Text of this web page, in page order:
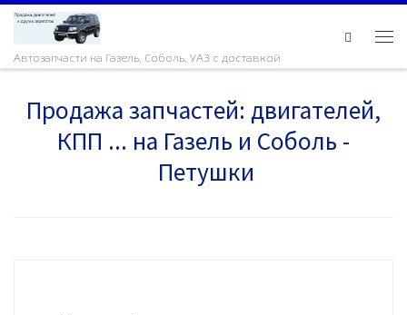
Skip to content
Автозапчасти на Газель, Соболь, УАЗ с доставкой
Продажа запчастей: двигателей,
КПП ... на Газель и Соболь -
Петушки